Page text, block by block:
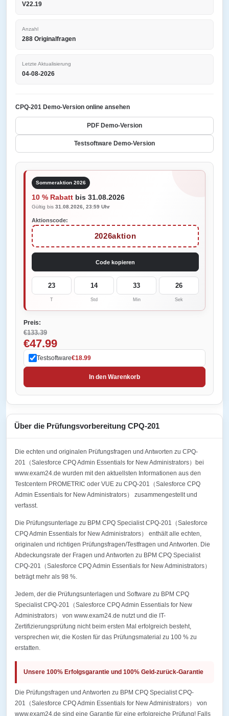
V22.19
Anzahl
288 Originalfragen
Letzte Aktualisierung
04-08-2026
CPQ-201 Demo-Version online ansehen
PDF Demo-Version
Testsoftware Demo-Version
Sommeraktion 2026
10 % Rabatt bis 31.08.2026
Gültig bis 31.08.2026, 23:59 Uhr
Aktionscode:
2026aktion
Code kopieren
23
T
14
Std
33
Min
26
Sek
Preis:
€133.39
€47.99
Testsoftware€18.99
In den Warenkorb
Über die Prüfungsvorbereitung CPQ-201
Die echten und originalen Prüfungsfragen und Antworten zu CPQ-
201（Salesforce CPQ Admin Essentials for New Administrators）bei
www.exam24.de wurden mit den aktuellsten Informationen aus den
Testcentern PROMETRIC oder VUE zu CPQ-201（Salesforce CPQ
Admin Essentials for New Administrators） zusammengestellt und
verfasst.
Die Prüfungsunterlage zu BPM CPQ Specialist CPQ-201（Salesforce
CPQ Admin Essentials for New Administrators） enthält alle echten,
originalen und richtigen Prüfungsfragen/Testfragen und Antworten. Die
Abdeckungsrate der Fragen und Antworten zu BPM CPQ Specialist
CPQ-201（Salesforce CPQ Admin Essentials for New Administrators）
beträgt mehr als 98 %.
Jedem, der die Prüfungsunterlagen und Software zu BPM CPQ
Specialist CPQ-201（Salesforce CPQ Admin Essentials for New
Administrators） von www.exam24.de nutzt und die IT-
Zertifizierungsprüfung nicht beim ersten Mal erfolgreich besteht,
versprechen wir, die Kosten für das Prüfungsmaterial zu 100 % zu
erstatten.
Unsere 100% Erfolgsgarantie und 100% Geld-zurück-Garantie
Die Prüfungsfragen und Antworten zu BPM CPQ Specialist CPQ-
201（Salesforce CPQ Admin Essentials for New Administrators） von
www.exam24.de sind eine Garantie für eine erfolgreiche Prüfung! Falls